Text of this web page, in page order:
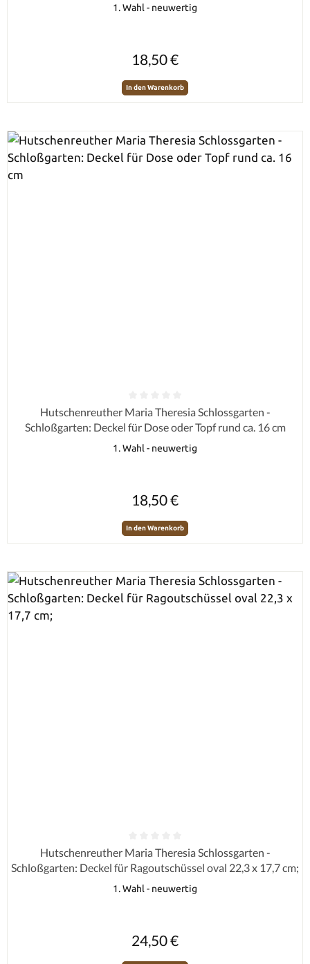
1. Wahl - neuwertig
18,50 €
In den Warenkorb
Durchschnittliche Bewertung von 0 von 5 Sternen
Hutschenreuther Maria Theresia Schlossgarten -
Schloßgarten: Deckel für Dose oder Topf rund ca. 16 cm
1. Wahl - neuwertig
18,50 €
In den Warenkorb
Durchschnittliche Bewertung von 0 von 5 Sternen
Hutschenreuther Maria Theresia Schlossgarten -
Schloßgarten: Deckel für Ragoutschüssel oval 22,3 x 17,7 cm;
1. Wahl - neuwertig
24,50 €